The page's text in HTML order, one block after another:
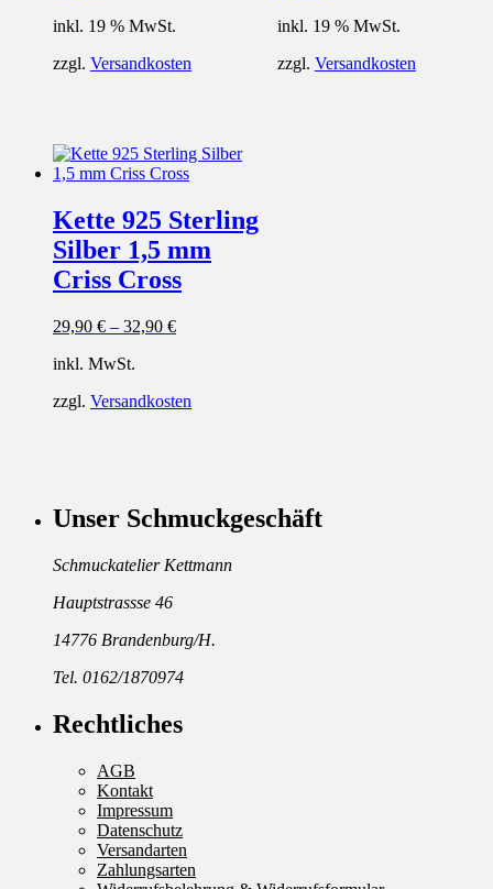
inkl. 19 % MwSt.
zzgl. Versandkosten
inkl. 19 % MwSt.
zzgl. Versandkosten
Kette 925 Sterling
Silber 1,5 mm
Criss Cross
29,90 € – 32,90 €
inkl. MwSt.
zzgl. Versandkosten
Unser Schmuckgeschäft
Schmuckatelier Kettmann
Hauptstrassse 46
14776 Brandenburg/H.
Tel. 0162/1870974
Rechtliches
AGB
Kontakt
Impressum
Datenschutz
Versandarten
Zahlungsarten